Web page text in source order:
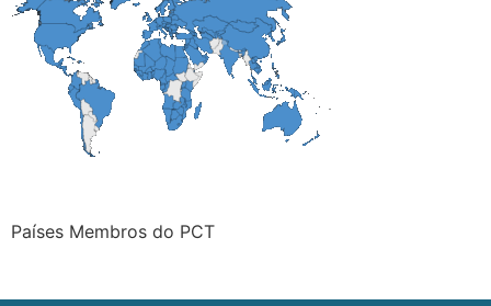
Países Membros do PCT